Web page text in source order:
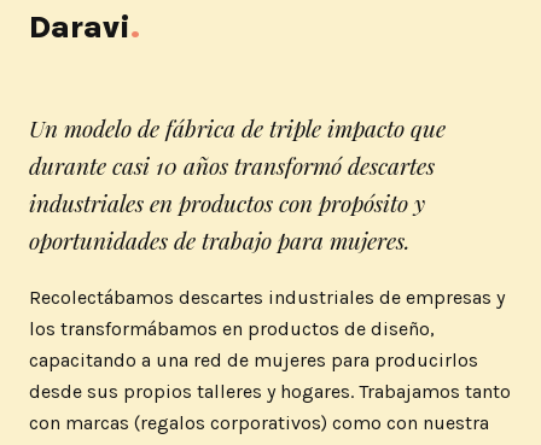
Daravi.
Un modelo de fábrica de triple impacto que
durante casi 10 años transformó descartes
industriales en productos con propósito y
oportunidades de trabajo para mujeres.
Recolectábamos descartes industriales de empresas y
los transformábamos en productos de diseño,
capacitando a una red de mujeres para producirlos
desde sus propios talleres y hogares. Trabajamos tanto
con marcas (regalos corporativos) como con nuestra